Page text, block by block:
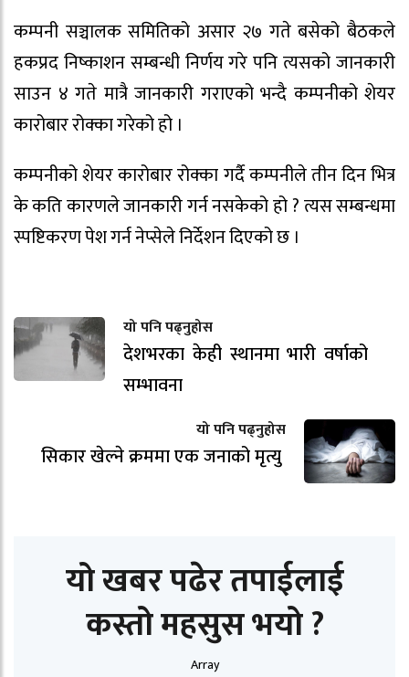
कम्पनी सञ्चालक समितिको असार २७ गते बसेको बैठकले
हकप्रद निष्काशन सम्बन्धी निर्णय गरे पनि त्यसको जानकारी
साउन ४ गते मात्रै जानकारी गराएको भन्दै कम्पनीको शेयर
कारोबार रोक्का गरेको हो ।
कम्पनीको शेयर कारोबार रोक्का गर्दै कम्पनीले तीन दिन भित्र
के कति कारणले जानकारी गर्न नसकेको हो ? त्यस सम्बन्धमा
स्पष्टिकरण पेश गर्न नेप्सेले निर्देशन दिएको छ ।
यो पनि पढ्नुहोस
देशभरका केही स्थानमा भारी वर्षाको
सम्भावना
यो पनि पढ्नुहोस
सिकार खेल्ने क्रममा एक जनाको मृत्यु
यो खबर पढेर तपाईलाई
कस्तो महसुस भयो ?
Array